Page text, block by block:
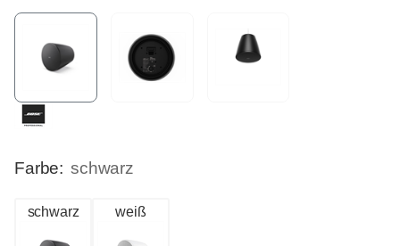
Farbe: schwarz
schwarz weiß